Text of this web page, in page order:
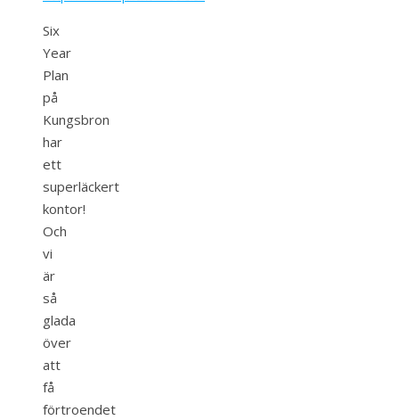
Six
Year
Plan
på
Kungsbron
har
ett
superläckert
kontor!
Och
vi
är
så
glada
över
att
få
förtroendet